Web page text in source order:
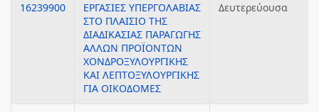
16239900
ΕΡΓΑΣΙΕΣ ΥΠΕΡΓΟΛΑΒΙΑΣ
ΣΤΟ ΠΛΑΙΣΙΟ ΤΗΣ
ΔΙΑΔΙΚΑΣΙΑΣ ΠΑΡΑΓΩΓΗΣ
ΑΛΛΩΝ ΠΡΟΪΟΝΤΩΝ
ΧΟΝΔΡΟΞΥΛΟΥΡΓΙΚΗΣ
ΚΑΙ ΛΕΠΤΟΞΥΛΟΥΡΓΙΚΗΣ
ΓΙΑ ΟΙΚΟΔΟΜΕΣ
Δευτερεύουσα